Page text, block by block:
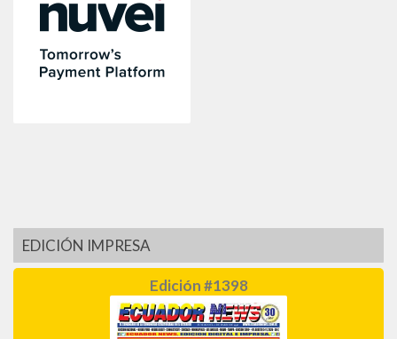
EDICIÓN IMPRESA
Edición #1398